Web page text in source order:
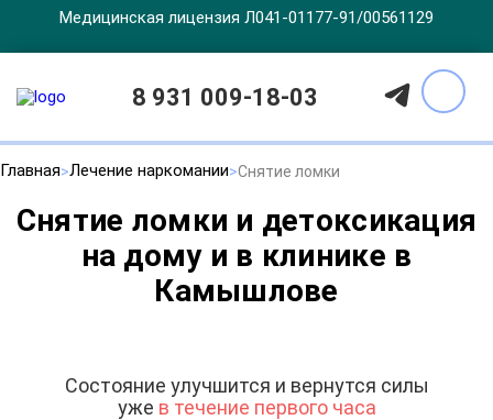
Медицинская лицензия Л041-01177-91/00561129
8 931 009-18-03
Главная Лечение наркомании Снятие ломки
Снятие ломки и детоксикация
на дому и в клинике в
Камышлове
Состояние улучшится и вернутся силы
уже в течение первого часа